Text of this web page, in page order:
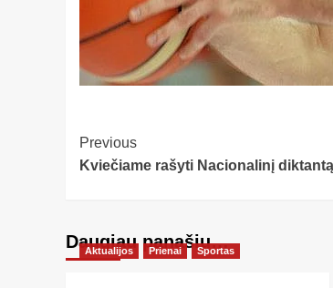
Post
Navigation
Previous
Kviečiame rašyti Nacionalinį diktantą
Daugiau panašių…
Aktualijos Prienai Sportas